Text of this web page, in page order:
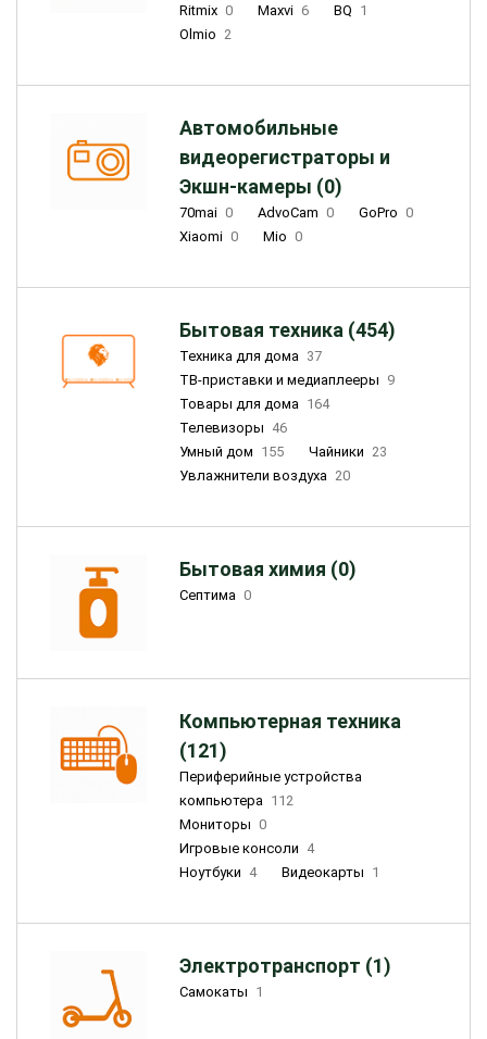
Ritmix 0 Maxvi 6 BQ 1
Olmio 2
Автомобильные
видеорегистраторы и
Экшн-камеры (0)
70mai 0 AdvoCam 0 GoPro 0
Xiaomi 0 Mio 0
Бытовая техника (454)
Техника для дома 37
ТВ-приставки и медиаплееры 9
Товары для дома 164
Телевизоры 46
Умный дом 155 Чайники 23
Увлажнители воздуха 20
Бытовая химия (0)
Септима 0
Компьютерная техника
(121)
Периферийные устройства
компьютера 112
Мониторы 0
Игровые консоли 4
Ноутбуки 4 Видеокарты 1
Электротранспорт (1)
Самокаты 1